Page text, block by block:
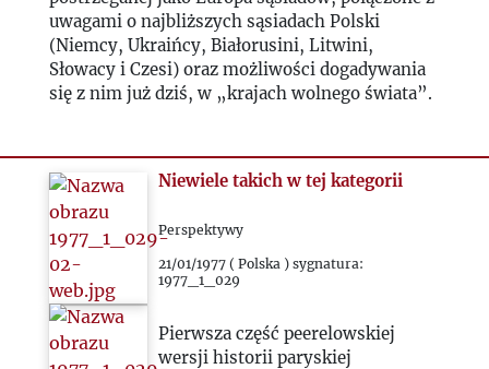
uwagami o najbliższych sąsiadach Polski
(Niemcy, Ukraińcy, Białorusini, Litwini,
Słowacy i Czesi) oraz możliwości dogadywania
się z nim już dziś, w „krajach wolnego świata”.
Niewiele takich w tej kategorii
Perspektywy
21/01/1977 ( Polska ) sygnatura:
1977_1_029
Pierwsza część peerelowskiej
wersji historii paryskiej